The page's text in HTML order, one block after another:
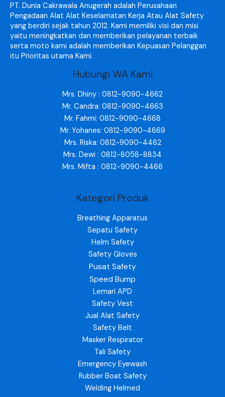
PT. Dunia Cakrawala Anugerah adalah Perusahaan
Pengadaan Alat Alat Keselamatan Kerja Atau Alat Safety
yang berdiri sejak tahun 2012. Kami memiliki visi dan misi
yaitu meningkatkan dan memberikan pelayanan terbaik
serta moto kami adalah memberikan Kepuasan Pelanggan
itu Prioritas utama Kami.
Hubungi WA Kami
Mrs. Dhiny : 0812-9090-4662
Mr. Candra: 0812-9090-4663
Mr. Fahmi: 0812-9090-4668
Mr. Yohanes: 0812-9090-4669
Mrs. Riska: 0812-9090-4462
Mrs. Dewi : 0812-8058-8834
Mrs. Mifta : 0812-9090-4466
Kategori Produk
Breathing Apparatus
Sepatu Safety
Helm Safety
Safety Gloves
Pusat Safety
Speed Bump
Lemari APD
Safety Vest
Jual Alat Safety
Safety Belt
Masker Respirator
Tali Safety
Emergency Eyewash
Rubber Boat Safety
Welding Helmed